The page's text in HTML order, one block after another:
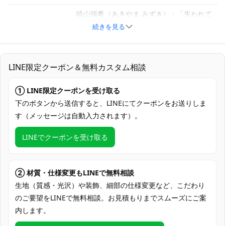
暁山瑞希（あきやま みずき）：「失われて
しまったもの」イベント衣装「苦痛の綻
サイズ
XS, S, M, L, XL, XXL
素材
コットン、ポリエステル、合成皮革、ベル
ン、薄手チュール（生産ロットにより材料
が変更される場合があります）
セット内容
し（生産ロットにより内容が変更される場
合があります）
発送予定
（※土日祝除く）
支払い方法
クレジットカード（VISA、Master、JCB、
discover、AMERICAN EXPRESS）、
続きを見る
LINE限定クーポン＆無料カスタム相談
① LINE限定クーポンを受け取る
下のボタンから送信すると、LINEにてクーポンをお送りしま
す（メッセージは自動入力されます）。
LINEでクーポンを受け取る
② 材質・仕様変更もLINEで無料相談
生地（質感・光沢）や装飾、細部の仕様変更など、こだわり
のご要望をLINEで無料相談。お見積もりまでスムーズにご案
内します。